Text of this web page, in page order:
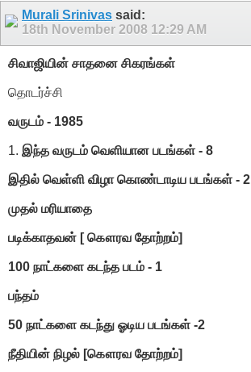
Murali Srinivas said:
18th November 2008 12:29 AM
சிவாஜியின் சாதனை சிகரங்கள்
தொடர்ச்சி
வருடம் - 1985
1. இந்த வருடம் வெளியான படங்கள் - 8
இதில் வெள்ளி விழா கொண்டாடிய படங்கள் - 2
முதல் மரியாதை
படிக்காதவன் [ கௌரவ தோற்றம்]
100 நாட்களை கடந்த படம் - 1
பந்தம்
50 நாட்களை கடந்து ஓடிய படங்கள் -2
நீதியின் நிழல் [கௌரவ தோற்றம்]